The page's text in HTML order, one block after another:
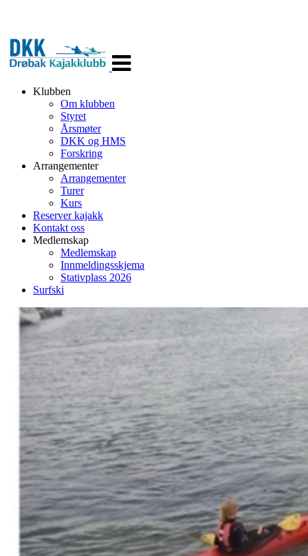
navigasjon
Klubben
Om klubben
Styret
Årsmøter
DKK og HMS
Forskring
Arrangementer
Arrangementer
Turer
Kurs
Reserver kajakk
Kontakt oss
Medlemskap
Medlemskap
Innmeldingsskjema
Stativplass 2026
Surfski